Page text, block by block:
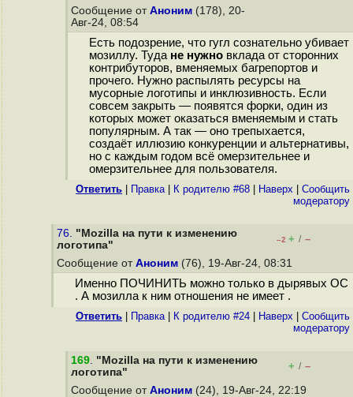
Сообщение от Аноним (178), 20-
Авг-24, 08:54
Есть подозрение, что гугл сознательно убивает
мозиллу. Туда не нужновклада от сторонних
контрибуторов, вменяемых багрепортов и
прочего. Нужно распылять ресурсы на
мусорные логотипы и инклюзивность. Если
совсем закрыть — появятся форки, один из
которых может оказаться вменяемым и стать
популярным. А так — оно трепыхается,
создаёт иллюзию конкуренции и альтернативы,
но с каждым годом всё омерзительнее и
омерзительнее для пользователя.
Ответить Правка| К родителю #68 Наверх
Cообщить
модератору
76. "Mozilla на пути к изменению
логотипа"
–2 + / –
Сообщение от Аноним (76), 19-Авг-24, 08:31
Именно ПОЧИНИТЬ можно только в дырявых ОС
. А мозилла к ним отношения не имеет .
Ответить Правка| К родителю #24 Наверх
Cообщить
модератору
169. "Mozilla на пути к изменению
логотипа"
+ / –
Сообщение от Аноним (24), 19-Авг-24, 22:19